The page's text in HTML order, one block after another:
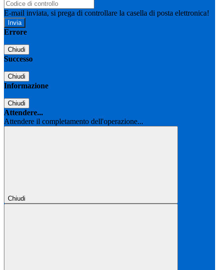
E-mail inviata, si prega di controllare la casella di posta elettronica!
Errore
Chiudi
Successo
Chiudi
Informazione
Chiudi
Attendere...
Attendere il completamento dell'operazione...
Chiudi